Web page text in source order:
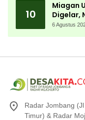
10
Miagan
Digelar,
Ribuan
6 Agustus
Radar Jombang
Timur) & Radar